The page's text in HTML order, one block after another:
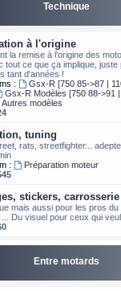
Technique
à l'origine
la remise à l'origine des
tout ce que ça implique, juste
tant d'années !
:
Gsx-R [750 85->87 |
Gsx-R Modèles [750 88->91
Autres modèles
tuning
rats, streetfighter...
:
Préparation moteur
stickers,
mais aussi pour les pros du
Du visuel pour ceux qui
Entre motards